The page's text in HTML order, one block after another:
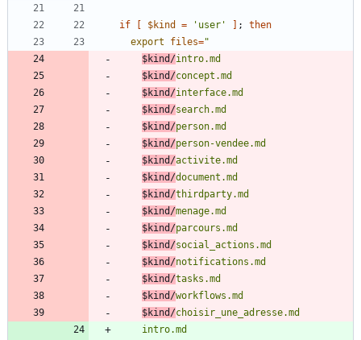
if $kind = 'user' ;
then
export
files=
$kind /
$kind /
$kind /
$kind /
$kind /
$kind /
$kind /
$kind /
$kind /
$kind /
$kind /
$kind /
$kind /
$kind /
$kind /
$kind /